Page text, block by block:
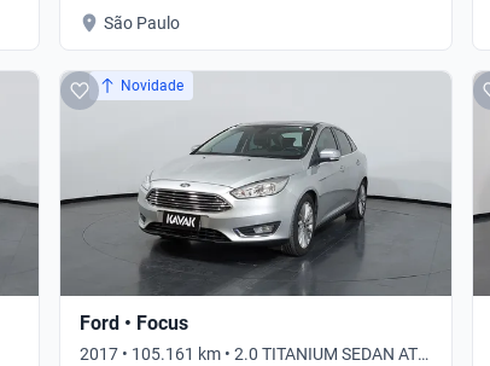
São Paulo
Novidade
Ford • Focus
2017 • 105.161 km • 2.0 TITANIUM SEDAN AT •